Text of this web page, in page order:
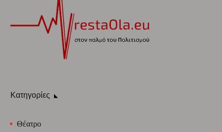
Κατηγορίες
Θέατρο